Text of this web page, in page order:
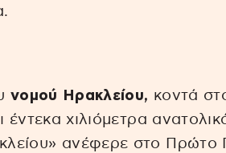
νομού Ηρακλείου, κοντά
έντεκα χιλιόμετρα
ανέφερε στο Πρώτο